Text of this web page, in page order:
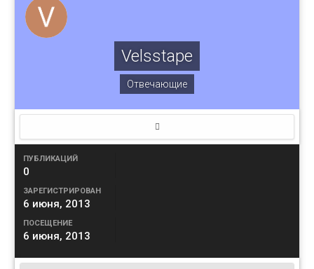
Velsstape
Отвечающие
ПУБЛИКАЦИЙ
0
ЗАРЕГИСТРИРОВАН
6 июня, 2013
ПОСЕЩЕНИЕ
6 июня, 2013